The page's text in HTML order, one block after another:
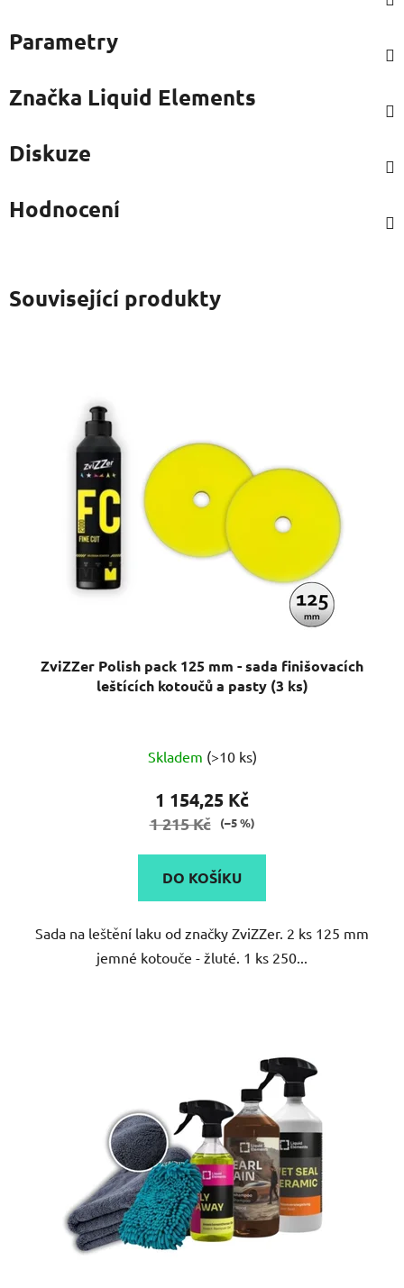
Parametry
Značka Liquid Elements
Diskuze
Hodnocení
Související produkty
ZviZZer Polish pack 125 mm - sada finišovacích
leštících kotoučů a pasty (3 ks)
hodnocení
produktu
je
5
Skladem (>10 ks)
1 154,25 Kč
1 215 Kč (–5 %)
DO KOŠÍKU
Sada na leštění laku od značky ZviZZer. 2 ks 125 mm
jemné kotouče - žluté. 1 ks 250...